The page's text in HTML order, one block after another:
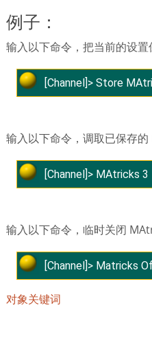
例子：
输入以下命令，把当前的设
[Channel]> Store
输入以下命令，调取已保存的
[Channel]> MAtricks 3
输入以下命令，临时关闭
[Channel]> Matricks
对象关键词